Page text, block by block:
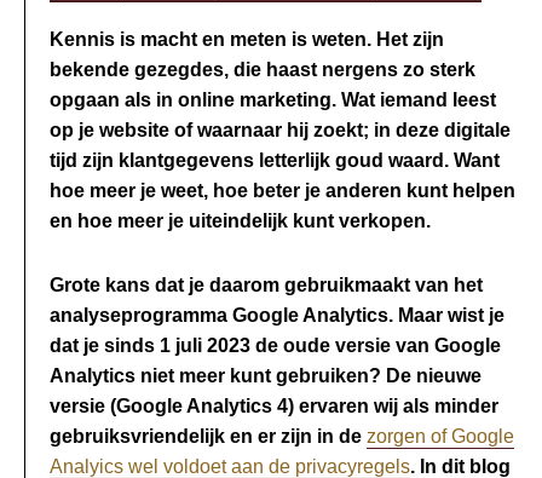
Kennis is macht en meten is weten. Het zijn
bekende gezegdes, die haast nergens zo sterk
opgaan als in online marketing. Wat iemand leest
op je website of waarnaar hij zoekt; in deze digitale
tijd zijn klantgegevens letterlijk goud waard. Want
hoe meer je weet, hoe beter je anderen kunt helpen
en hoe meer je uiteindelijk kunt verkopen.
Grote kans dat je daarom gebruikmaakt van het
analyseprogramma Google Analytics. Maar wist je
dat je sinds 1 juli 2023 de oude versie van Google
Analytics niet meer kunt gebruiken? De nieuwe
versie (Google Analytics 4) ervaren wij als minder
gebruiksvriendelijk en er zijn in de zorgen of Google
Analyics wel voldoet aan de privacyregels. In dit blog